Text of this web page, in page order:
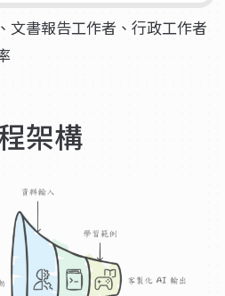
文書報告工作者、行政工作者
架構